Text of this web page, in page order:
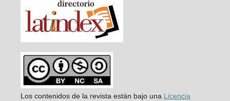
Los contenidos de la revista están bajo una Licencia